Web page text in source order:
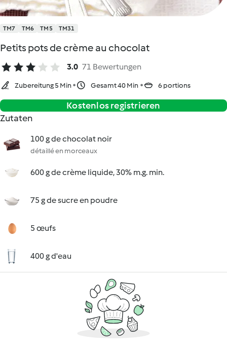
TM7 TM6 TM5 TM31
Petits pots de crème au chocolat
3.0 71 Bewertungen
Zubereitung 5 Min Gesamt 40 Min 6 portions
Kostenlos registrieren
Zutaten
100 g de chocolat noir
détaillé en morceaux
600 g de crème liquide, 30% m.g. min.
75 g de sucre en poudre
5 œufs
400 g d'eau